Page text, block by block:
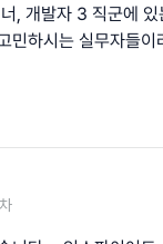
, 개발자 3 직군에
민하시는 실무자들이